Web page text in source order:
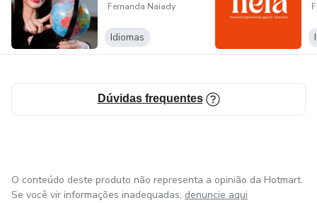
Fernanda Naiady
Idiomas
Dúvidas frequentes
O conteúdo deste produto não representa a opinião da Hotmart.
Se você vir informações inadequadas, denuncie aqui